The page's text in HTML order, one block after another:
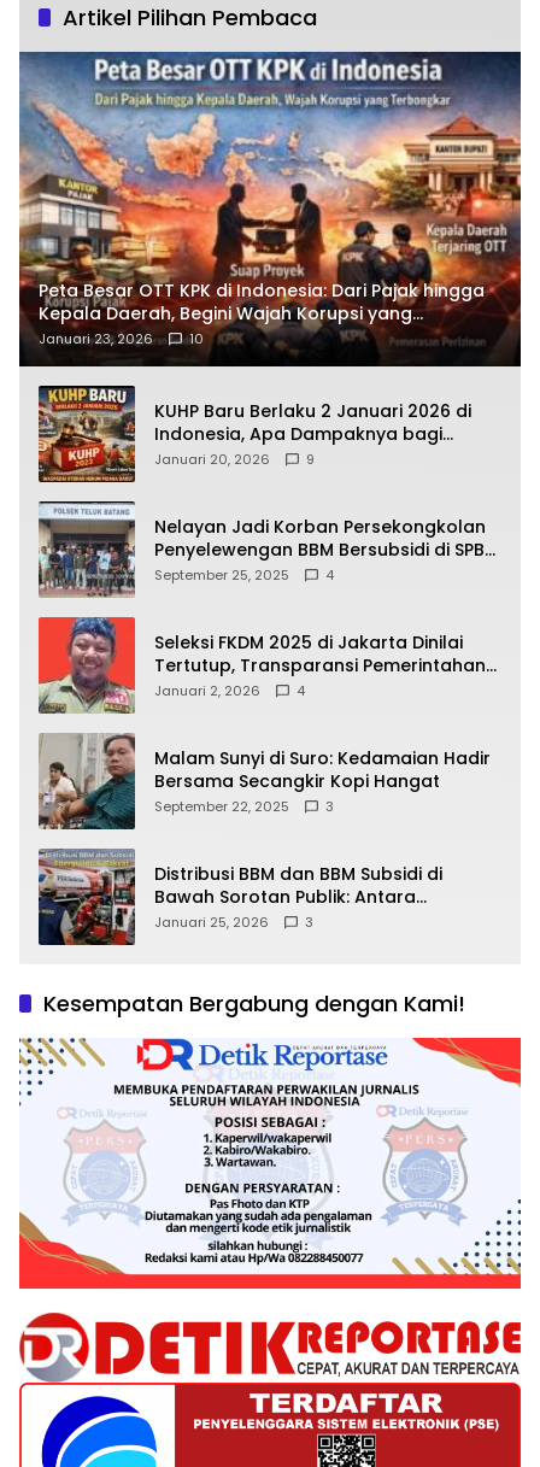
Artikel Pilihan Pembaca
Peta Besar OTT KPK di Indonesia: Dari Pajak hingga
Kepala Daerah, Begini Wajah Korupsi yang
Terbongkar
Januari 23, 2026 10
KUHP Baru Berlaku 2 Januari 2026 di
Indonesia, Apa Dampaknya bagi
Kehidupan Warga? Ini Aturan Kunci
Januari 20, 2026 9
Nelayan Jadi Korban Persekongkolan
Penyelewengan BBM Bersubsidi di SPBU
64.78809 Teluk Batang
September 25, 2025 4
Seleksi FKDM 2025 di Jakarta Dinilai
Tertutup, Transparansi Pemerintahan
Pramono–Rano Dipertanyakan
Januari 2, 2026 4
Malam Sunyi di Suro: Kedamaian Hadir
Bersama Secangkir Kopi Hangat
September 22, 2025 3
Distribusi BBM dan BBM Subsidi di
Bawah Sorotan Publik: Antara
Kepentingan Negara, Hak Konsumen,
Januari 25, 2026 3
Kesempatan Bergabung dengan Kami!